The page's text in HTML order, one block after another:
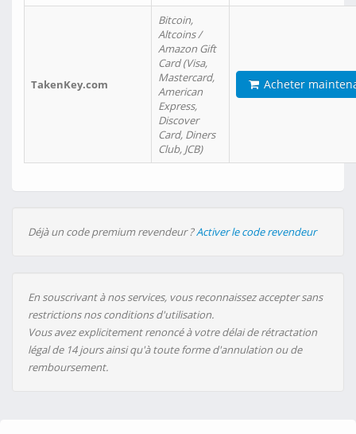
TakenKey.com
Bitcoin,
Altcoins /
Amazon Gift
Card (Visa,
Mastercard,
American
Express,
Discover
Card, Diners
Club, JCB)
Acheter
Déjà un code premium revendeur ?Activer le code revendeur
En souscrivant à nos services, vous reconnaissez accepter sans
restrictions nos conditions d'utilisation.
Vous avez explicitement renoncé à votre délai de rétractation
légal de 14 jours ainsi qu'à toute forme d'annulation ou de
remboursement.